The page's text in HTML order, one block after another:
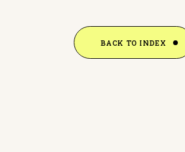
BACK TO INDEX